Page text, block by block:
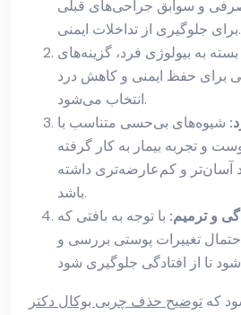
و سوابق جراحی‌های قبلی
برای جلوگیری از تداخلات ایمنی.
بسته به بیولوژی فرد، گزینه‌های
برای حفظ ایمنی و کاهش درد
انتخاب می‌شود.
شیوه‌های بی‌حسی متناسب با
و تجربه بیمار به کار گرفته
آسان‌تر و کم‌عارضه‌تری داشته
باشد.
و ترمیم: با توجه به بافتی که
تغییرات پوستی بررسی و
که توضیح حذف چربی بوکال دکتر